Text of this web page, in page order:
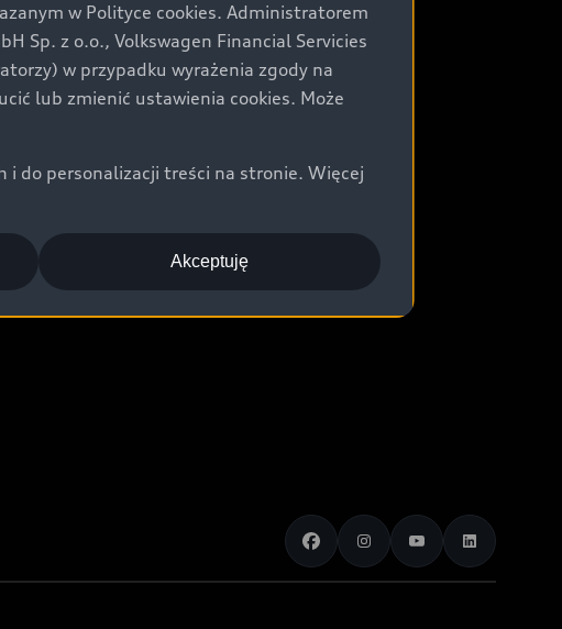
w Polityce cookies. Administratorem
Sp. z o.o., Volkswagen Financial Servicies
w przypadku wyrażenia zgody na
lub zmienić ustawienia cookies. Może
i do personalizacji treści na stronie. Więcej
Akceptuję